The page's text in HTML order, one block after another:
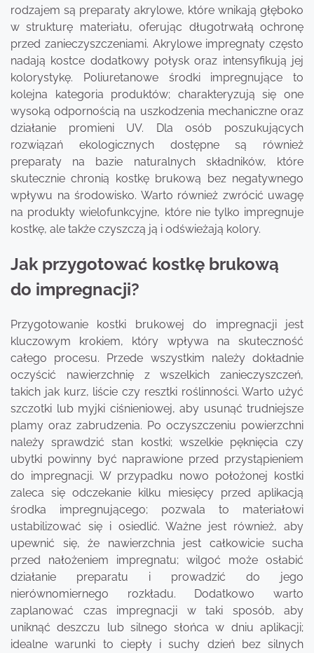
rodzajem są preparaty akrylowe, które wnikają głęboko
w strukturę materiału, oferując długotrwałą ochronę
przed zanieczyszczeniami. Akrylowe impregnaty często
nadają kostce dodatkowy połysk oraz intensyfikują jej
kolorystykę. Poliuretanowe środki impregnujące to
kolejna kategoria produktów; charakteryzują się one
wysoką odpornością na uszkodzenia mechaniczne oraz
działanie promieni UV. Dla osób poszukujących
rozwiązań ekologicznych dostępne są również
preparaty na bazie naturalnych składników, które
skutecznie chronią kostkę brukową bez negatywnego
wpływu na środowisko. Warto również zwrócić uwagę
na produkty wielofunkcyjne, które nie tylko impregnuje
kostkę, ale także czyszczą ją i odświeżają kolory.
Jak przygotować kostkę brukową
do impregnacji?
Przygotowanie kostki brukowej do impregnacji jest
kluczowym krokiem, który wpływa na skuteczność
całego procesu. Przede wszystkim należy dokładnie
oczyścić nawierzchnię z wszelkich zanieczyszczeń,
takich jak kurz, liście czy resztki roślinności. Warto użyć
szczotki lub myjki ciśnieniowej, aby usunąć trudniejsze
plamy oraz zabrudzenia. Po oczyszczeniu powierzchni
należy sprawdzić stan kostki; wszelkie pęknięcia czy
ubytki powinny być naprawione przed przystąpieniem
do impregnacji. W przypadku nowo położonej kostki
zaleca się odczekanie kilku miesięcy przed aplikacją
środka impregnującego; pozwala to materiałowi
ustabilizować się i osiedlić. Ważne jest również, aby
upewnić się, że nawierzchnia jest całkowicie sucha
przed nałożeniem impregnatu; wilgoć może osłabić
działanie preparatu i prowadzić do jego
nierównomiernego rozkładu. Dodatkowo warto
zaplanować czas impregnacji w taki sposób, aby
uniknąć deszczu lub silnego słońca w dniu aplikacji;
idealne warunki to ciepły i suchy dzień bez silnych